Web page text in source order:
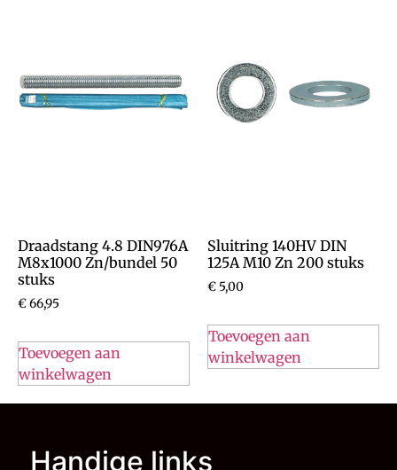
Draadstang 4.8 DIN976A
M8x1000 Zn/bundel 50
stuks
€66,95
Toevoegen aan
winkelwagen
Sluitring 140HV DIN
125A M10 Zn 200 stuks
€ 5,00
Toevoegen aan
winkelwagen
Handige links